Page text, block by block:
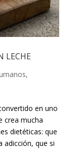
LECHE
,
en uno
crea mucha
dietéticas: que
adicción, que si